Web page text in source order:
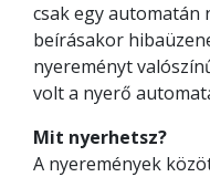
csak egy automatán
beírásakor
nyereményt
volt a nyerő
Mit nyerhetsz?
A nyeremények